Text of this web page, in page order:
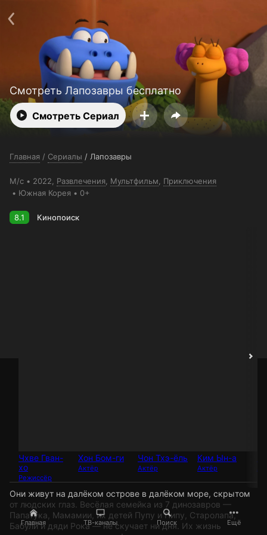
Главная ТВ-каналы Поиск Ещё
Смотреть Лапозавры бесплатно
Смотреть Сериал
Главная / Сериалы / Лапозавры
М/с 2022, Развлечения Мультфильм
Приключения
Южная Корея
0+
8.1 Кинопоиск
Чхве Гван-
хо
Режиссёр
Хон Бом-ги
Актёр
Чон Тхэ-ёль
Актёр
Ким Ын-а
Актёр
Они живут на далёком острове в далёком море, скрытом
от людских глаз. Весёлая семейка из 7 динозавров —
Папатука, Мамамии, их детей Пупу и Пипу, Старолапа,
Бабули и дяди Рока — не скучает ни дня. Их жизнь
Пользовательское соглашение
Политика конфиденциальности
Для партнёров
Открыть приложение
Ввести промокод
Установить на ТВ
Бесплатные каналы Контакты